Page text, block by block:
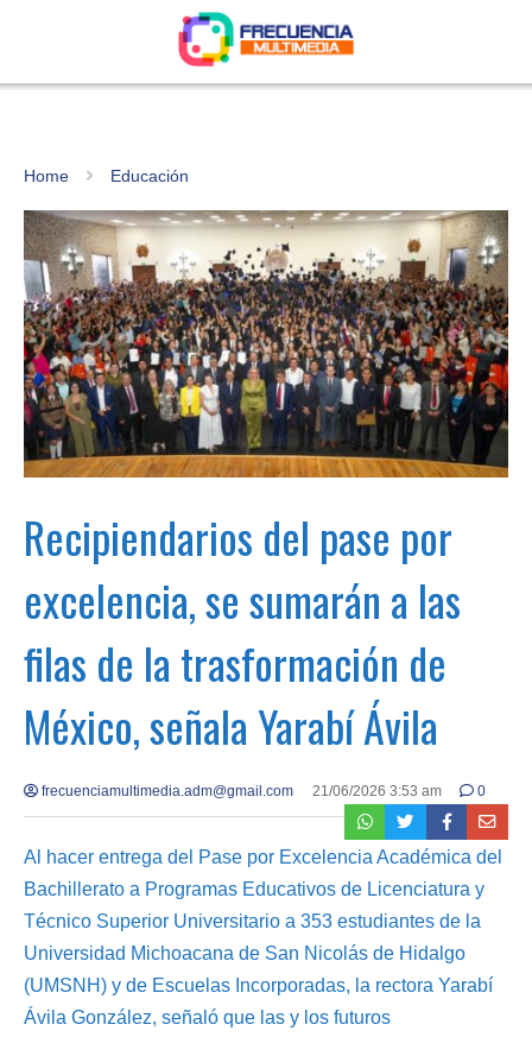
Home Educación
Recipiendarios del pase por
excelencia, se sumarán a las
filas de la trasformación de
México, señala Yarabí Ávila
frecuenciamultimedia.adm@gmail.com 21/06/2026 3:53 am 0
Al hacer entrega del Pase por Excelencia Académica del
Bachillerato a Programas Educativos de Licenciatura y
Técnico Superior Universitario a 353 estudiantes de la
Universidad Michoacana de San Nicolás de Hidalgo
(UMSNH) y de Escuelas Incorporadas, la rectora Yarabí
Ávila González, señaló que las y los futuros